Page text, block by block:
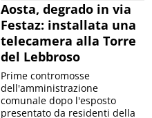
Aosta, degrado in via
Festaz: installata una
telecamera alla Torre
del Lebbroso
Prime contromosse
dell'amministrazione
comunale dopo l'esposto
presentato da residenti della